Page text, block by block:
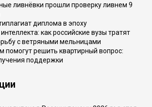
ливнёвки прошли проверку ливнем 9
диплома в эпоху
как российские вузы тратят
с ветряными мельницами
помогут решить квартирный вопрос:
поддержки